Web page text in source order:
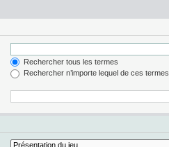
Rechercher tous les termes
Rechercher n’importe lequel de ces termes